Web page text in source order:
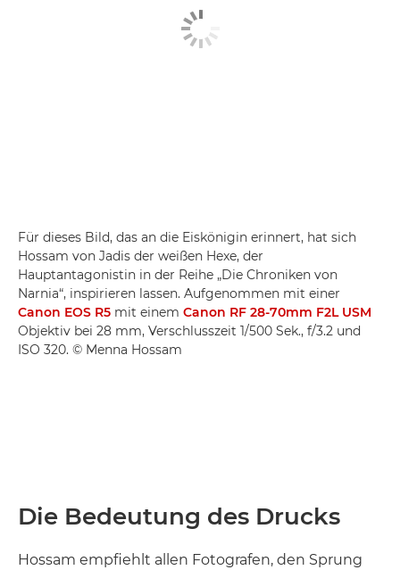
Für dieses Bild, das an die Eiskönigin erinnert, hat sich
Hossam von Jadis der weißen Hexe, der
Hauptantagonistin in der Reihe „Die Chroniken von
Narnia“, inspirieren lassen. Aufgenommen mit einer
Canon EOS R5 mit einem Canon RF 28-70mm F2L USM
Objektiv bei 28 mm, Verschlusszeit 1/500 Sek., f/3.2 und
ISO 320. © Menna Hossam
Die Bedeutung des Drucks
Hossam empfiehlt allen Fotografen, den Sprung